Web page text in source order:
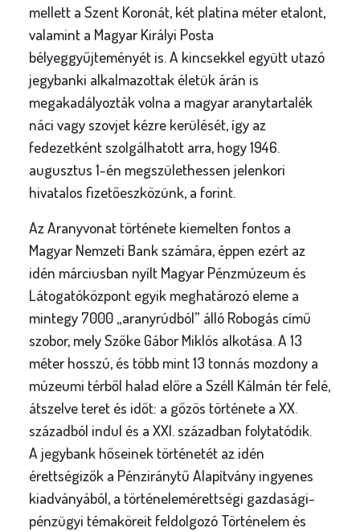
mellett a Szent Koronát, két platina méter etalont,
valamint a Magyar Királyi Posta
bélyeggyűjteményét is. A kincsekkel együtt utazó
jegybanki alkalmazottak életük árán is
megakadályozták volna a magyar aranytartalék
náci vagy szovjet kézre kerülését, így az
fedezetként szolgálhatott arra, hogy 1946.
augusztus 1-én megszülethessen jelenkori
hivatalos fizetőeszközünk, a forint.
Az Aranyvonat története kiemelten fontos a
Magyar Nemzeti Bank számára, éppen ezért az
idén márciusban nyílt Magyar Pénzmúzeum és
Látogatóközpont egyik meghatározó eleme a
mintegy 7000 „aranyrúdból” álló Robogás című
szobor, mely Szőke Gábor Miklós alkotása. A 13
méter hosszú, és több mint 13 tonnás mozdony a
múzeumi térből halad előre a Széll Kálmán tér felé,
átszelve teret és időt: a gőzös története a XX.
századból indul és a XXI. században folytatódik.
A jegybank hőseinek történetét az idén
érettségizők a Pénziránytű Alapítvány ingyenes
kiadványából, a történelemérettségi gazdasági-
pénzügyi témaköreit feldolgozó Történelem és